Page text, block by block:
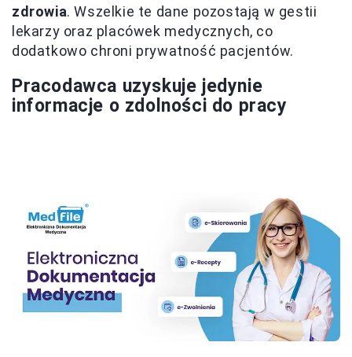
zdrowia. Wszelkie te dane pozostają w gestii
lekarzy oraz placówek medycznych, co
dodatkowo chroni prywatność pacjentów.
Pracodawca uzyskuje jedynie
informacje o zdolności do pracy